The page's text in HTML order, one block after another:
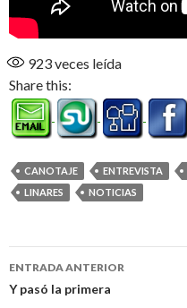
923veces leída
Share this:
CANOTAJE ENTREVISTA
LINARES
NOTICIAS
Navegación
de
ENTRADA ANTERIOR
Y pasó la primera